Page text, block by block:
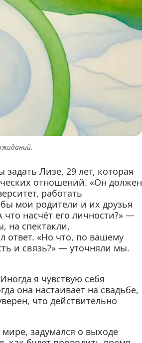
Лизе, 29 лет, которая
отношений. «Он должен
работать
мои родители и их друзья
насчёт его личности?» —
на спектакли,
ответ. «Но что, по вашему
и связь?» — уточняли мы.
я чувствую себя
она настаивает на свадьбе,
что действительно
задумался о выходе